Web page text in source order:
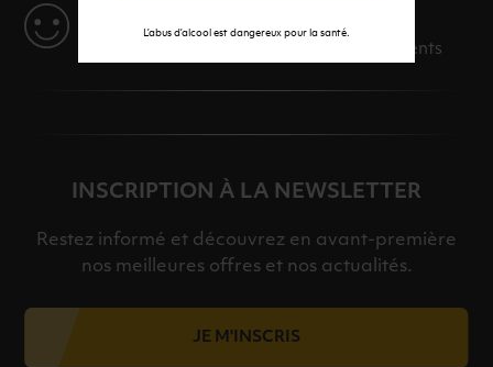
L’abus d’alcool est dangereux pour la santé.
Des solutions adaptées à vos événements
INSCRIPTION À LA NEWSLETTER
Restez informé et découvrez en avant-première
nos meilleures offres et nos actualités.
JE M'INSCRIS